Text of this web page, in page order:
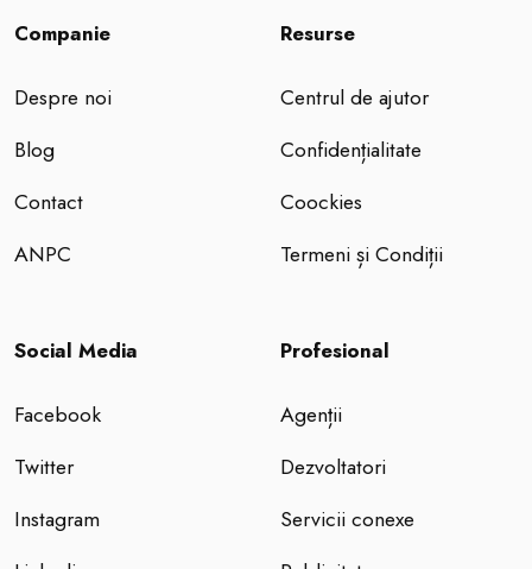
Companie
Despre noi
Blog
Contact
ANPC
Resurse
Centrul de ajutor
Confidențialitate
Coockies
Termeni și Condiții
Social Media
Facebook
Twitter
Instagram
Profesional
Agenții
Dezvoltatori
Servicii conexe